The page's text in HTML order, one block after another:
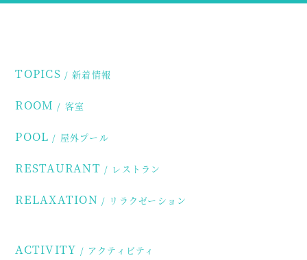
TOPICS 新着情報
ROOM 客室
POOL 屋外プール
RESTAURANT レストラン
RELAXATION リラクゼーション
ACTIVITY アクティビティ